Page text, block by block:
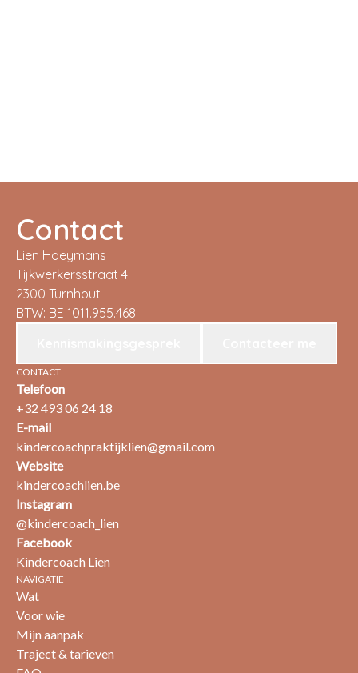
Contact
Lien Hoeymans
Tijkwerkersstraat 4
2300 Turnhout
BTW: BE 1011.955.468
CONTACT
Telefoon
+32 493 06 24 18
E-mail
kindercoachpraktijklien@gmail.com
Website
kindercoachlien.be
Instagram
@kindercoach_lien
Facebook
Kindercoach Lien
NAVIGATIE
Wat
Voor wie
Mijn aanpak
Traject & tarieven